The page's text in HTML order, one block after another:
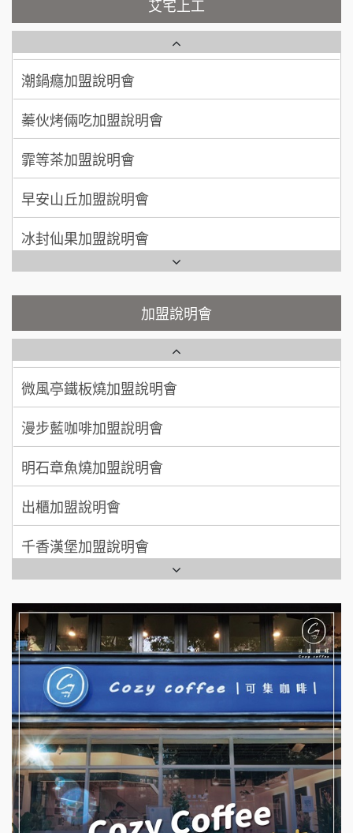
吳 先生/小姐 屏東縣
加盟預算 100萬~200萬
周 先生/小姐 台北
加盟預算
徐 先生/小姐
加盟預算 50萬~75萬
何 先生/小姐
加盟預算 100萬~300萬
呂 先生/小姐 新竹市
顏 先生/小姐 台北市
加盟預算
廖 先生/小姐
200萬~300萬
艾宅上工
NU PASTA義大利麵加盟說明會
潮鍋癮加盟說明會
蓁伙烤倆吃加盟說明會
霏等茶加盟說明會
早安山丘加盟說明會
冰封仙果加盟說明會
Ramble Café 漫步藍咖啡加盟說明會
微風亭鐵板燒加盟說明會
【曉妍美妝】誠徵行政櫃檯
自助洗衣店誠徵代洗收送人員(台中市)
MUSHEN徵SPA美容芳療師
日十。早午食加盟說明會
拾鑶火鍋加盟說明會
全家加盟說明會
台灣G湯加盟說明會
彭富貴加盟說明會
NU PASTA義大利麵加盟說明會
潮鍋癮加盟說明會
蓁伙烤倆吃加盟說明會
霏等茶加盟說明會
加盟說明會
藍象廷泰式火鍋加盟說明會
日十。早午食加盟說明會
上宇林加盟說明會
莫尼早餐Morni加盟說明會
手作功夫茶加盟說明會
SHARE TEA歇腳亭加盟說明會
潮味決-湯滷專門店加盟說明會
鬍子茶加盟說明會
鮮茶道加盟說明會
微風亭鐵板燒加盟說明會
漫步藍咖啡加盟說明會
明石章魚燒加盟說明會
出櫃加盟說明會
千香漢堡加盟說明會
七盞茶加盟說明會
拉亞漢堡加盟說明會
杜芳子古味茶鋪加盟說明會
優握握×酸奶大獅加盟說明會
冬城門加盟說明會
拾鑶火鍋加盟說明會
阿性情趣無人販售所加盟明會